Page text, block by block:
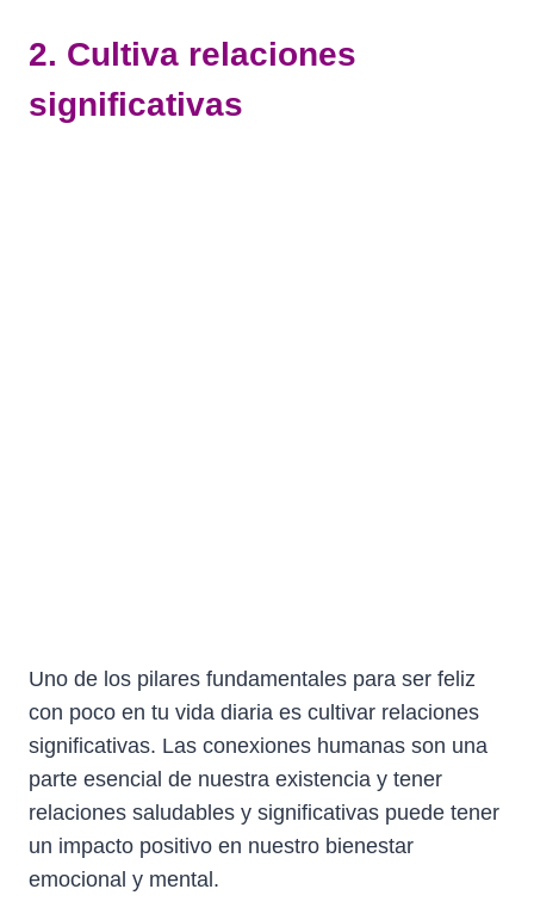
2. Cultiva relaciones
significativas
Uno de los pilares fundamentales para ser feliz
con poco en tu vida diaria es cultivar relaciones
significativas. Las conexiones humanas son una
parte esencial de nuestra existencia y tener
relaciones saludables y significativas puede tener
un impacto positivo en nuestro bienestar
emocional y mental.